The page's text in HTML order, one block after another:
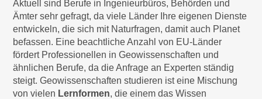
Aktuell sind Berufe in Ingenieurbüros, Behörden und
Ämter sehr gefragt, da viele Länder Ihre eigenen Dienste
entwickeln, die sich mit Naturfragen, damit auch Planet
befassen. Eine beachtliche Anzahl von EU-Länder
fördert Professionellen in Geowissenschaften und
ähnlichen Berufe, da die Anfrage an Experten ständig
steigt. Geowissenschaften studieren ist eine Mischung
von vielen Lernformen, die einem das Wissen